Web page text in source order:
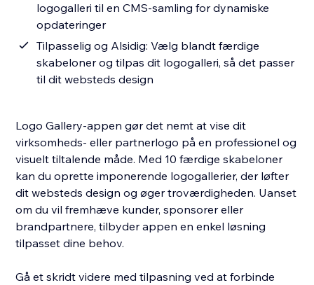
logogalleri til en CMS-samling for dynamiske
opdateringer
Tilpasselig og Alsidig: Vælg blandt færdige
skabeloner og tilpas dit logogalleri, så det passer
til dit websteds design
Logo Gallery-appen gør det nemt at vise dit
virksomheds- eller partnerlogo på en professionel og
visuelt tiltalende måde. Med 10 færdige skabeloner
kan du oprette imponerende logogallerier, der løfter
dit websteds design og øger troværdigheden. Uanset
om du vil fremhæve kunder, sponsorer eller
brandpartnere, tilbyder appen en enkel løsning
tilpasset dine behov.
Gå et skridt videre med tilpasning ved at forbinde